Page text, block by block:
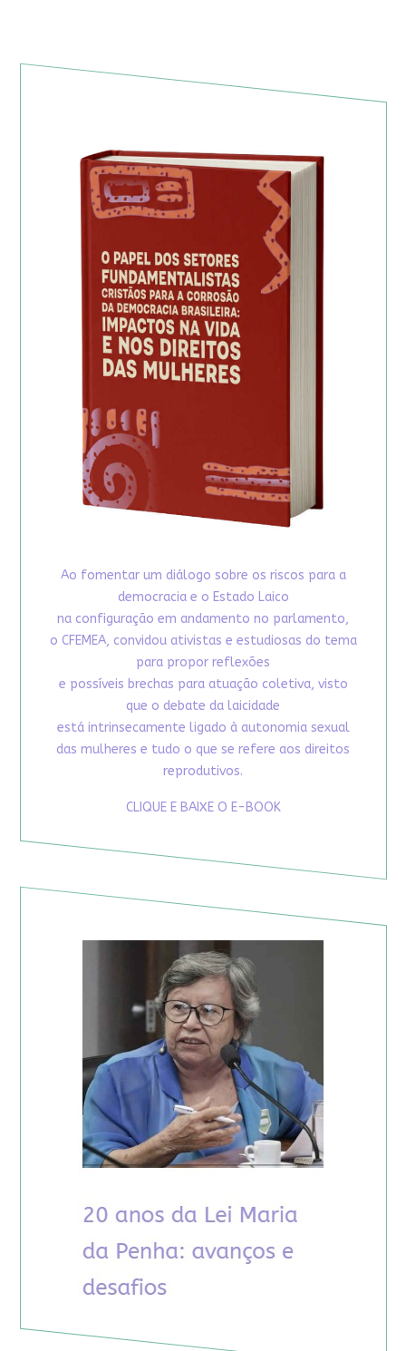
Ao fomentar um diálogo sobre os riscos para a
democracia e o Estado Laico
na configuração em andamento no parlamento,
o CFEMEA, convidou ativistas e estudiosas do tema
para propor reflexões
e possíveis brechas para atuação coletiva, visto
que o debate da laicidade
está intrinsecamente ligado à autonomia sexual
das mulheres e tudo o que se refere aos direitos
reprodutivos.
CLIQUE E BAIXE O E-BOOK